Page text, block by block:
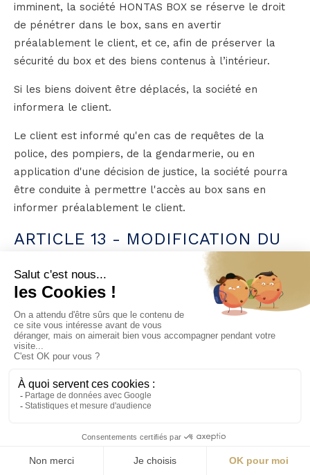
imminent, la société HONTAS BOX se réserve le droit
de pénétrer dans le box, sans en avertir
préalablement le client, et ce, afin de préserver la
sécurité du box et des biens contenus à l’intérieur.
Si les biens doivent être déplacés, la société en
informera le client.
Le client est informé qu'en cas de requêtes de la
police, des pompiers, de la gendarmerie, ou en
application d'une décision de justice, la société pourra
être conduite à permettre l'accès au box sans en
informer préalablement le client.
ARTICLE 13 - MODIFICATION DU
Les dispositions du présent contrat ne pourront être
modifiées que par avenant, écrit et signé par la société
HONTAS BOX, ou son représentant, dûment habilité et
par le client.
ARTICLE 14 - RESILIATION PAR LA
SAS HONTAS BOX EN CAS DE
SES OBLIGATIONS
En cas d'inexécution par le client d'une seule des